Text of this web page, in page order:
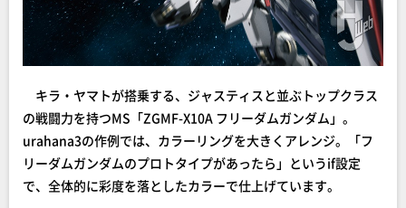
キラ・ヤマトが搭乗する、ジャスティスと並ぶトップクラス
の戦闘力を持つMS「ZGMF-X10A フリーダムガンダム」。
urahana3の作例では、カラーリングを大きくアレンジ。「フ
リーダムガンダムのプロトタイプがあったら」というif設定
で、全体的に彩度を落としたカラーで仕上げています。